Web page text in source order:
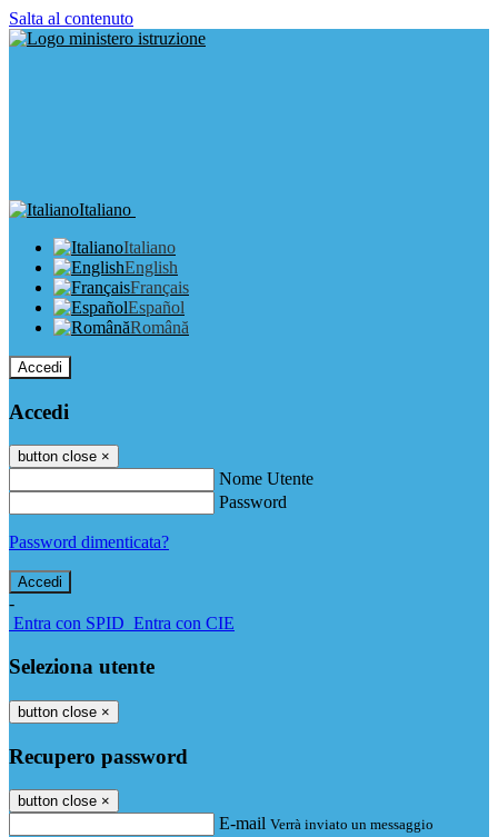
Salta al contenuto
Italiano
Italiano
English
Français
Español
Română
Accedi
Accedi
button close ×
Nome Utente
Password
Password dimenticata?
-
Entra con SPID Entra con CIE
Seleziona utente
button close ×
Recupero password
button close ×
E-mail Verrà inviato un messaggio